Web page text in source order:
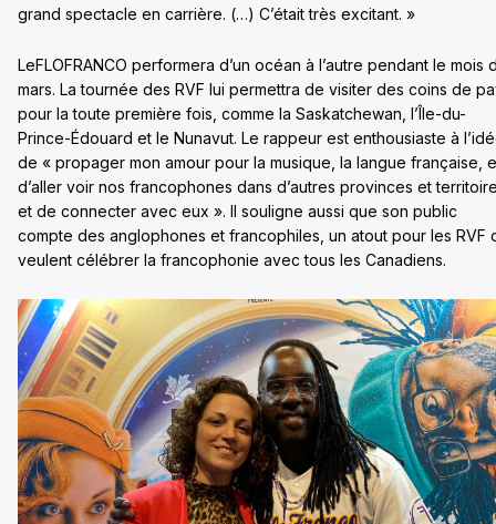
grand spectacle en carrière. (…) C’était très excitant. »
LeFLOFRANCO performera d’un océan à l’autre pendant le mois
mars. La tournée des RVF lui permettra de visiter des coins de
pour la toute première fois, comme la Saskatchewan, l’Île-du-
Prince-Édouard et le Nunavut. Le rappeur est enthousiaste à
de « propager mon amour pour la musique, la langue française,
d’aller voir nos francophones dans d’autres provinces et
et de connecter avec eux ». Il souligne aussi que son public
compte des anglophones et francophiles, un atout pour les RVF
veulent célébrer la francophonie avec tous les Canadiens.